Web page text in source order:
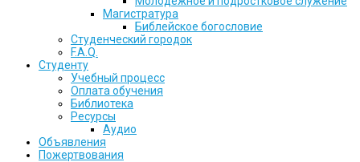
Магистратура
Библейское богословие
Студенческий городок
F.A.Q.
Студенту
Учебный процесс
Оплата обучения
Библиотека
Ресурсы
Аудио
Объявления
Пожертвования